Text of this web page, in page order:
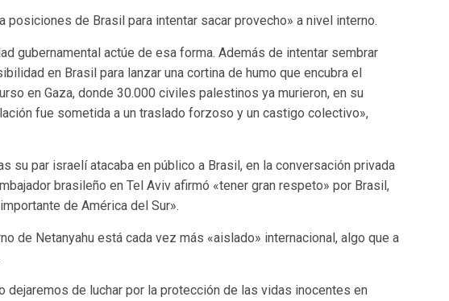
de Brasil para intentar sacar provecho» a nivel interno.
gubernamental actúe de esa forma. Además de intentar sembrar
en Brasil para lanzar una cortina de humo que encubra el
en Gaza, donde 30.000 civiles palestinos ya murieron, en su
fue sometida a un traslado forzoso y un castigo colectivo»,
su par israelí atacaba en público a Brasil, en la conversación privada
brasileño en Tel Aviv afirmó «tener gran respeto» por Brasil,
de América del Sur».
de Netanyahu está cada vez más «aislado» internacional, algo que a
dejaremos de luchar por la protección de las vidas inocentes en